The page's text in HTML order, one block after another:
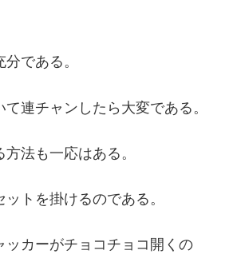
である。
連チャンしたら大変である。
法も一応はある。
トを掛けるのである。
ッカーがチョコチョコ開くの